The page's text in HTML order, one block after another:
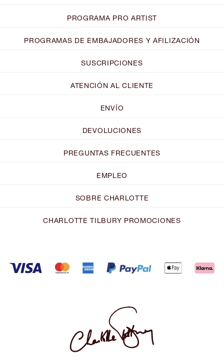
PROGRAMA PRO ARTIST
PROGRAMAS DE EMBAJADORES Y AFILIZACIÓN
SUSCRIPCIONES
ATENCIÓN AL CLIENTE
ENVÍO
DEVOLUCIONES
PREGUNTAS FRECUENTES
EMPLEO
SOBRE CHARLOTTE
CHARLOTTE TILBURY PROMOCIONES